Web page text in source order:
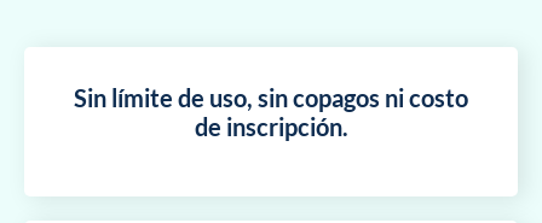
Sin límite de uso, sin copagos ni costo
de inscripción.